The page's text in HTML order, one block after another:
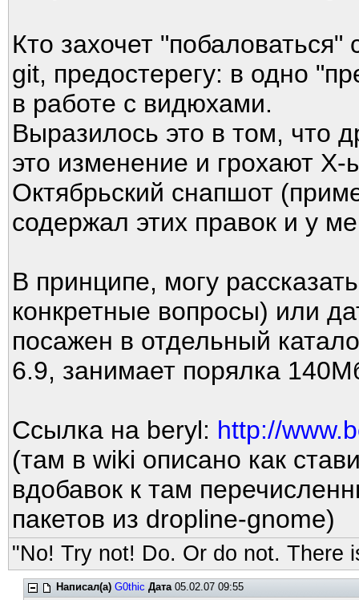
Кто захочет
git, предостерегу: в одно
в работе с видюхами.
Выразилось это в том, что
это изменение и грохают Х-
Октябрьский снапшот
содержал этих правок и у
В принципе, могу
конкретные вопросы) или
посажен в отдельный
6.9, занимает порялка
Ссылка на beryl: http://
(там в wiki описано как
вдобавок к там
пакетов из dropline-gnome)
"No! Try not! Do. Or do not. There
Написал(а) G0thic Дата05.02.07 09:55